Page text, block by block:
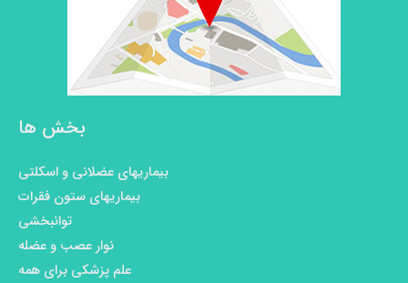
بخش ها
بیماریهای عضلانی و اسکلتی
بیماریهای ستون فقرات
توانبخشی
نوار عصب و عضله
علم پزشکی برای همه